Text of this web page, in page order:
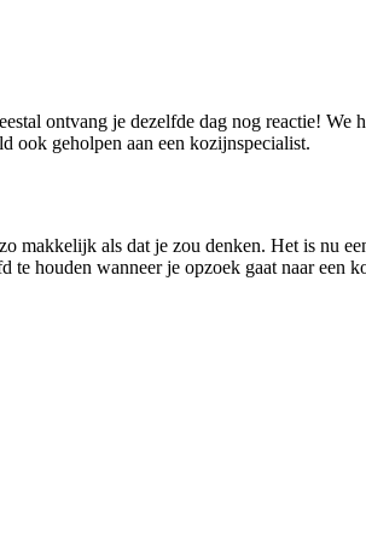
ontvang je dezelfde dag nog reactie! We
ook geholpen aan een kozijnspecialist.
als dat je zou denken. Het is nu
houden wanneer je opzoek gaat naar een